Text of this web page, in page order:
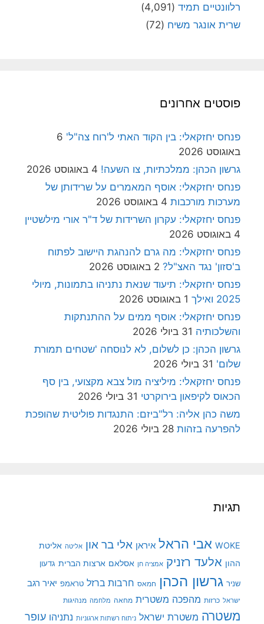
רלוונטיים תמיד (4,091)
שרית אונגר משיח (72)
פוסטים אחרונים
פנחס יחזקאלי: בין הקוד האתי ל'רוח צה"ל' 6
באוגוסט 2026
גרשון הכהן: ממלכתיות, צו השעה! 4 באוגוסט 2026
פנחס יחזקאלי: אוסף המאמרים על שרידותן של
מערכות מורכבות 4 באוגוסט 2026
פנחס יחזקאלי: עקרון השרידות של ד"ר אורי מילשטיין
4 באוגוסט 2026
פנחס יחזקאלי: מה גרם להנהגת היישוב לפתוח
ב'סזון' נגד האצ"ל? 2 באוגוסט 2026
פנחס יחזקאלי: תיעוד שנאת נתניהו בתמונות, מיולי
2025 ואילך
1 באוגוסט 2026
פנחס יחזקאלי: אוסף ממים על ההתנתקות
והשלכותיה 31 ביולי 2026
גרשון הכהן: כן לשלום, לא לנוסחה 'שטחים תמורת
שלום' 31 ביולי 2026
פנחס יחזקאלי: מיליציה מול צבא מקצועי, בין סף
הכאוס לקיפאון בירוקרטי 31 ביולי 2026
משה כהן אליה: רל"ביזם: התנגדות פוליטית שהופכת
להפרעה בזהות 28 ביולי 2026
תגיות
WOKE אבי הראל איראן אלי בר און אליטה אליטת
ההון אלעד רזניק אמציה חן אסלאם ארצות הברית גדעון
שניר גרשון הכהן חמאס חרבות ברזל טראמפ יאיר רגב
ישראל כרזות מהפכה משטרית מחאה מלחמה מנהיגות
משטרה משטרת ישראל ניתוח רשתות ארגוניות נתניהו עופר